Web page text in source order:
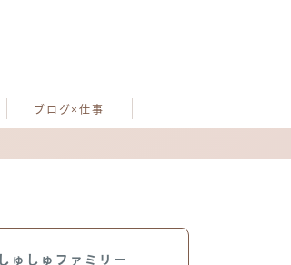
ブログ×仕事
しゅしゅファミリー